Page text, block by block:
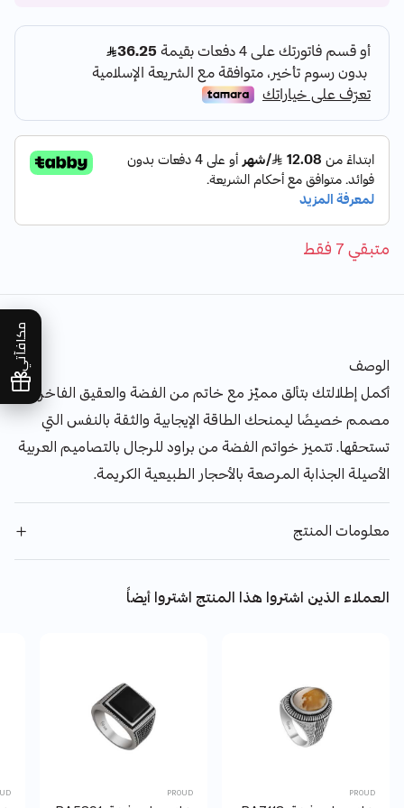
مكافآتي
متبقي 7 فقط
الوصف
أكمل إطلالتك بتألق مميّز مع خاتم من الفضة والعقيق الفاخر
مصمم خصيصًا ليمنحك الطاقة الإيجابية والثقة بالنفس التي
تستحقها. تتميز خواتم الفضة من براود للرجال بالتصاميم العربية
الأصيلة الجذابة المرصعة بالأحجار الطبيعية الكريمة.
معلومات المنتج
العملاء الذين اشتروا هذا المنتج اشتروا أيضاً
PROUD
PROUD